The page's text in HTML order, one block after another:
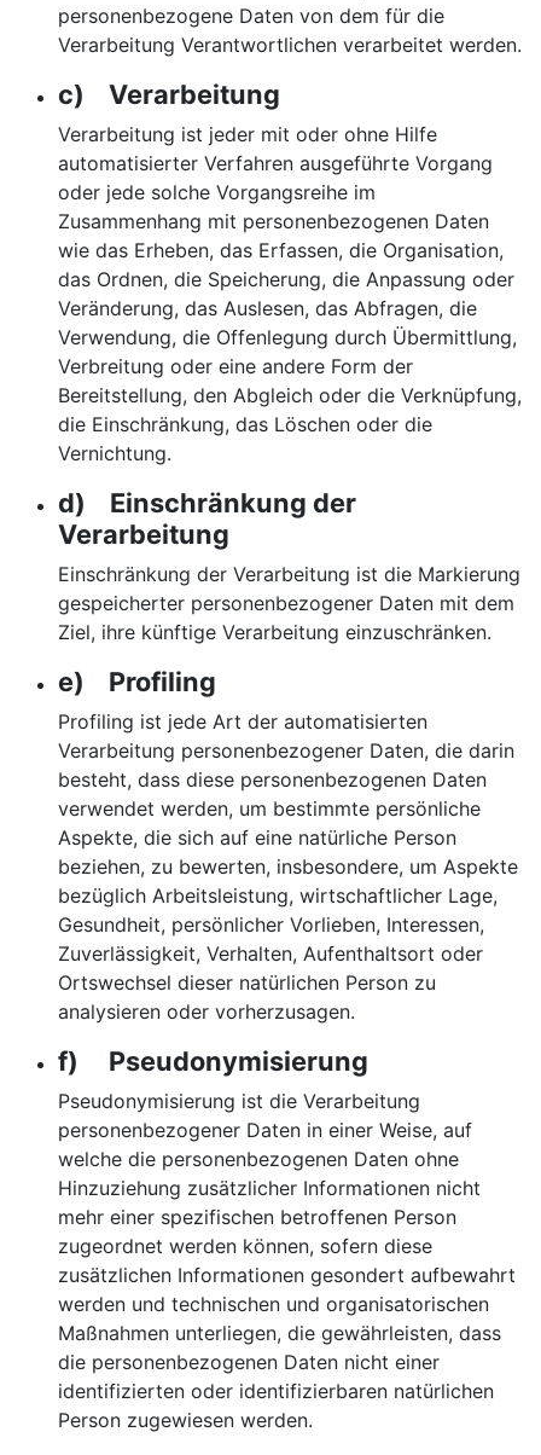
personenbezogene Daten von dem für die
Verarbeitung Verantwortlichen verarbeitet werden.
c) Verarbeitung
Verarbeitung ist jeder mit oder ohne Hilfe
automatisierter Verfahren ausgeführte Vorgang
oder jede solche Vorgangsreihe im
Zusammenhang mit personenbezogenen Daten
wie das Erheben, das Erfassen, die Organisation,
das Ordnen, die Speicherung, die Anpassung oder
Veränderung, das Auslesen, das Abfragen, die
Verwendung, die Offenlegung durch Übermittlung,
Verbreitung oder eine andere Form der
Bereitstellung, den Abgleich oder die Verknüpfung,
die Einschränkung, das Löschen oder die
Vernichtung.
d) Einschränkung der
Verarbeitung
Einschränkung der Verarbeitung ist die Markierung
gespeicherter personenbezogener Daten mit dem
Ziel, ihre künftige Verarbeitung einzuschränken.
e) Profiling
Profiling ist jede Art der automatisierten
Verarbeitung personenbezogener Daten, die darin
besteht, dass diese personenbezogenen Daten
verwendet werden, um bestimmte persönliche
Aspekte, die sich auf eine natürliche Person
beziehen, zu bewerten, insbesondere, um Aspekte
bezüglich Arbeitsleistung, wirtschaftlicher Lage,
Gesundheit, persönlicher Vorlieben, Interessen,
Zuverlässigkeit, Verhalten, Aufenthaltsort oder
Ortswechsel dieser natürlichen Person zu
analysieren oder vorherzusagen.
f) Pseudonymisierung
Pseudonymisierung ist die Verarbeitung
personenbezogener Daten in einer Weise, auf
welche die personenbezogenen Daten ohne
Hinzuziehung zusätzlicher Informationen nicht
mehr einer spezifischen betroffenen Person
zugeordnet werden können, sofern diese
zusätzlichen Informationen gesondert aufbewahrt
werden und technischen und organisatorischen
Maßnahmen unterliegen, die gewährleisten, dass
die personenbezogenen Daten nicht einer
identifizierten oder identifizierbaren natürlichen
Person zugewiesen werden.